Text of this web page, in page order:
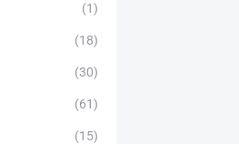
(1)
(18)
(30)
(61)
(15)